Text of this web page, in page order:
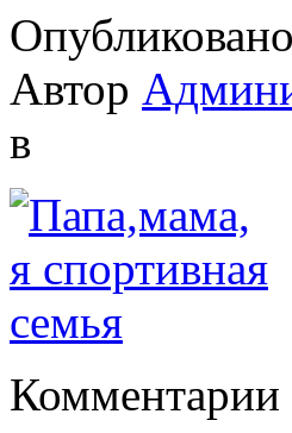
Автор
в
Комментарии